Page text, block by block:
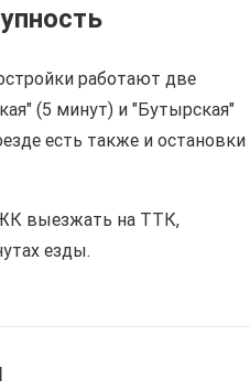
работают две
(5 минут) и "Бутырская"
есть также и остановки
выезжать на ТТК,
езды.